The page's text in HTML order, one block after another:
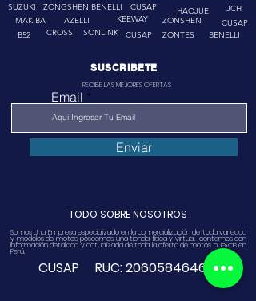
SUZUKI
ZONGSHEN
MAKIBA
AZELLI
BENELLI
CUSAP
KEEWAY
B52
CROSS SONLINK CUSAP
HAOJUE
JCH
ZONSHEN
ZONTES
CUSAP
BENELLI
SUSCRIBETE
RECIBE LAS MEJORES OFERTAS
Email
Enviar
TODO SOBRE NOSOTROS
Somos Una Empresa especializado en la comercialización de toda variedad
y modelos de motos, poseemos una tienda física y virtual. contamos con
información detallada y actualizada de toda la oferta de motos nuevas en
Perú.
CUSAP RUC:20605846468